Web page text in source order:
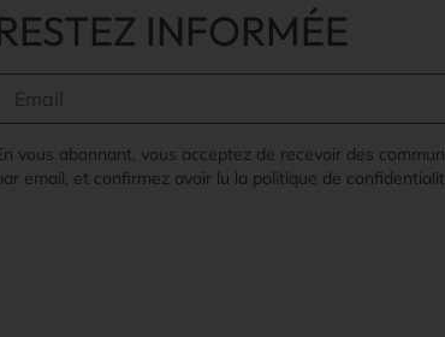
INFORMÉE
vous abonnant, vous acceptez de recevoir des
email, et confirmez avoir lu la politique de